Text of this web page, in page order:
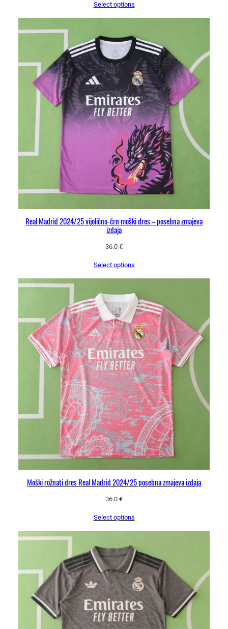
n
a
Select options
Real Madrid 2024/25 vijolično-črn moški dres – posebna zmajeva
izdaja
36.0 €
Select options
Moški rožnati dres Real Madrid 2024/25 posebna zmajeva izdaja
36.0 €
Select options